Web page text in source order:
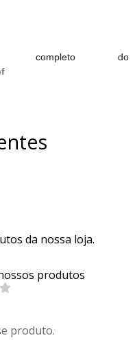
completo do
da nossa loja.
produtos
produto.